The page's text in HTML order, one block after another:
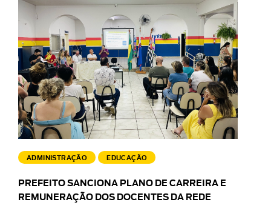
ADMINISTRAÇÃO EDUCAÇÃO
PREFEITO SANCIONA PLANO DE CARREIRA E
REMUNERAÇÃO DOS DOCENTES DA REDE